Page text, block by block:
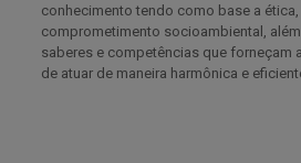
conhecimento tendo como base a
comprometimento socioambiental,
saberes e competências que forneçam
de atuar de maneira harmônica e